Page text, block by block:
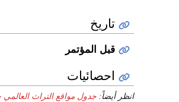
تاريخ
قبل المؤتمر
احصائيات
انظر أيضاً: جدول مواقع التراث